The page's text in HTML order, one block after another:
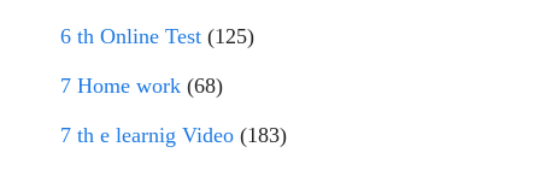
6 th Online Test (125)
7 Home work (68)
7 th e learnig Video (183)